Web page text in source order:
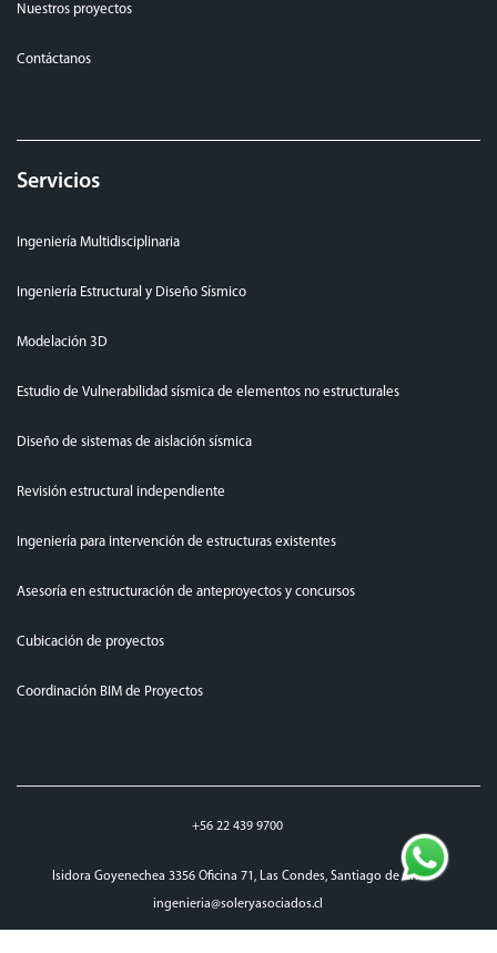
Nuestros proyectos
Contáctanos
Servicios
Ingeniería Multidisciplinaria
Ingeniería Estructural y Diseño Sísmico
Modelación 3D
Estudio de Vulnerabilidad sísmica de elementos no estructurales
Diseño de sistemas de aislación sísmica
Revisión estructural independiente
Ingeniería para intervención de estructuras existentes
Asesoría en estructuración de anteproyectos y concursos
Cubicación de proyectos
Coordinación BIM de Proyectos
+56 22 439 9700
Isidora Goyenechea 3356 Oficina 71, Las Condes, Santiago de Chile
ingenieria@soleryasociados.cl